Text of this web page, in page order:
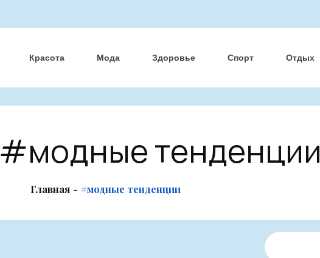
Красота Мода Здоровье Спорт Отдых
#модные тенденции
Главная #модные тенденции